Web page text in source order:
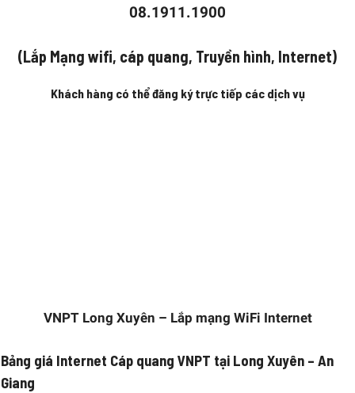
08.1911.1900
(Lắp Mạng wifi, cáp quang, Truyền hình, Internet)
Khách hàng có thể đăng ký trực tiếp các dịch vụ
VNPT Long Xuyên – Lắp mạng WiFi Internet
Bảng giá Internet Cáp quang VNPT tại Long Xuyên – An
Giang